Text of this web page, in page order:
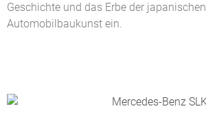
Geschichte und das Erbe der japanischen
Automobilbaukunst ein.